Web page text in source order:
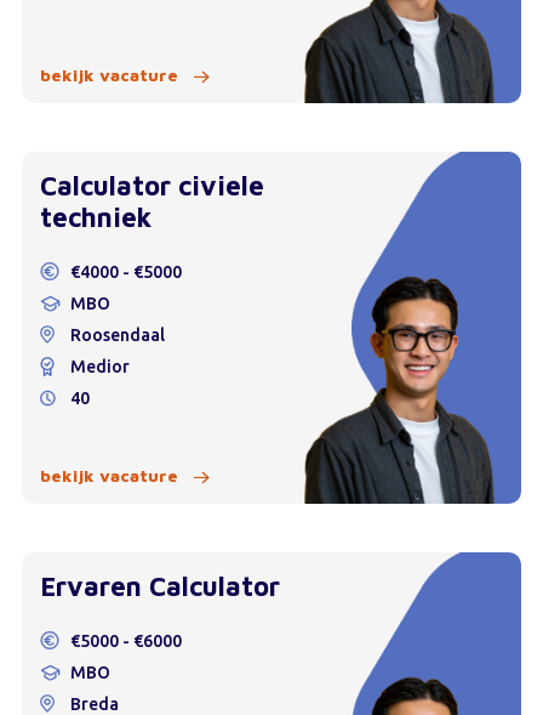
bekijk vacature
Calculator civiele
techniek
€4000 - €5000
MBO
Roosendaal
Medior
40
bekijk vacature
Ervaren Calculator
€5000 - €6000
MBO
Breda